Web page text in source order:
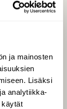
ja mainosten
Lisäksi
analytiikka-
käytät
Luonto
juttua